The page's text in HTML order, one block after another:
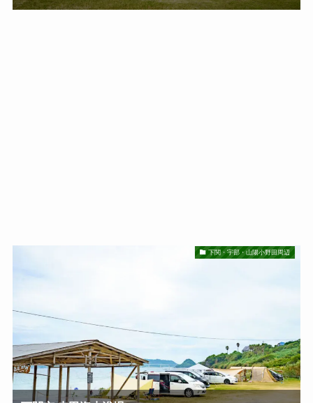
下関・宇部・山陽小野田周辺